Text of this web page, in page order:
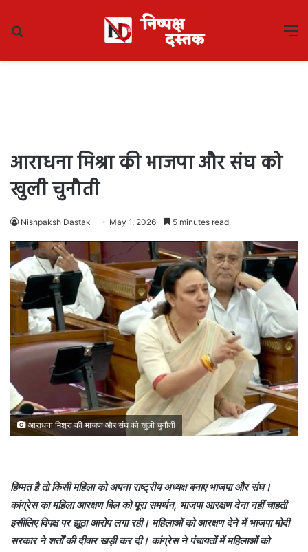
आराधना मिश्रा की भाजपा और संघ को
खुली चुनौती
Nishpaksh Dastak May 1, 2026 5 minutes read
आराधना मिश्रा की भाजपा और संघ को खुली चुनौती
हिम्मत है तो किसी महिला को अपना राष्ट्रीय अध्यक्ष बनाए भाजपा और संघ।
कांग्रेस का महिला आरक्षण बिल को पूरा समर्थन, भाजपा आरक्षण देना नहीं चाहती
इसीलिए विपक्ष पर झूठा आरोप लगा रही। महिलाओं को आरक्षण देने में भाजपा मोदी
सरकार ने शर्तों की दीवार खड़ी कर दी। कांग्रेस ने पंचायतों में महिलाओं को